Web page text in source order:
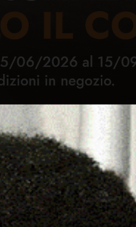
Sport Cultura Rubriche
DANCE
Cerca